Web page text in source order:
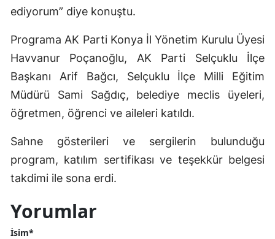
ediyorum” diye konuştu.
Programa AK Parti Konya İl Yönetim Kurulu Üyesi
Havvanur Poçanoğlu, AK Parti Selçuklu İlçe
Başkanı Arif Bağcı, Selçuklu İlçe Milli Eğitim
Müdürü Sami Sağdıç, belediye meclis üyeleri,
öğretmen, öğrenci ve aileleri katıldı.
Sahne gösterileri ve sergilerin bulunduğu
program, katılım sertifikası ve teşekkür belgesi
takdimi ile sona erdi.
Yorumlar
İsim*